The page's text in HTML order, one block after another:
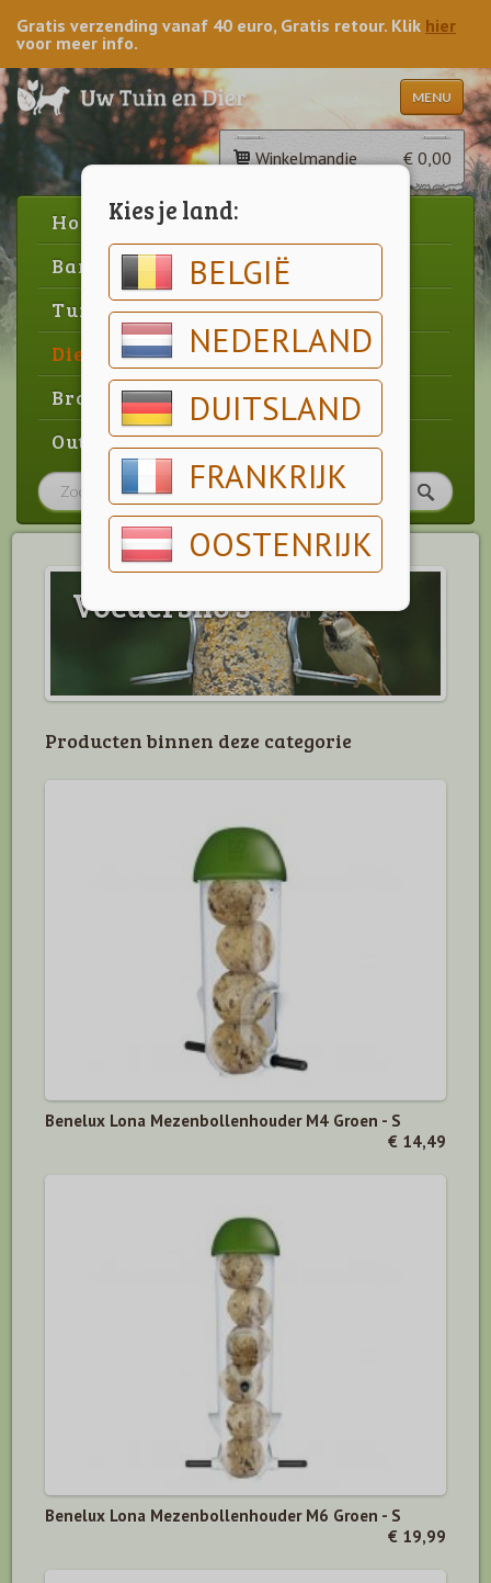
Kies je land:
BELGIË
NEDERLAND
DUITSLAND
FRANKRIJK
OOSTENRIJK
Gratis verzending vanaf 40 euro, Gratis retour. Klik hier
voor meer info.
MENU
Winkelmandje € 0,00
Home
Barbecue
Tuin
Dier
Brood & gebak
Outlet
Voedersilo's
Producten binnen deze categorie
Benelux Lona Mezenbollenhouder M4 Groen - S
€ 14,49
Benelux Lona Mezenbollenhouder M6 Groen - S
€ 19,99